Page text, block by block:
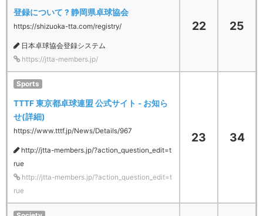
登録について ? 静岡県卓球協会
https://shizuoka-tta.com/registry/
日本卓球協会登録システム
https://jtta-members.jp/
22 25
Sports
TTTF 東京都卓球連盟 公式サイト - お知ら
せ(詳細)
https://www.tttf.jp/News/Details/967
http://jtta-members.jp/?action_question_edit=t
rue
http://jtta-members.jp/?action_question_edit=t
rue
23 34